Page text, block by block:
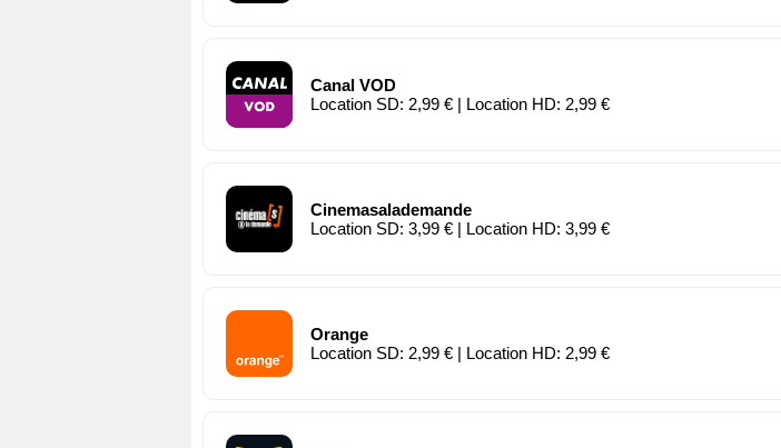
Canal VOD
Location SD: 2,99 € | Location HD: 2,99 €
Cinemasalademande
Location SD: 3,99 € | Location HD: 3,99 €
Orange
Location SD: 2,99 € | Location HD: 2,99 €